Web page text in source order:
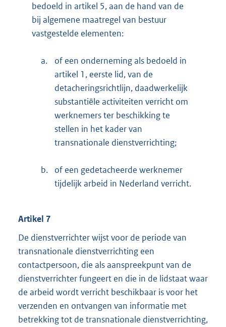
bedoeld in artikel 5, aan de hand van de
bij algemene maatregel van bestuur
vastgestelde elementen:
a.
of een onderneming als bedoeld in
artikel 1, eerste lid, van de
detacheringsrichtlijn, daadwerkelijk
substantiële activiteiten verricht om
werknemers ter beschikking te
stellen in het kader van
transnationale dienstverrichting;
b.
of een gedetacheerde werknemer
tijdelijk arbeid in Nederland verricht.
Artikel 7
De dienstverrichter wijst voor de periode van
transnationale dienstverrichting een
contactpersoon, die als aanspreekpunt van de
dienstverrichter fungeert en die in de lidstaat waar
de arbeid wordt verricht beschikbaar is voor het
verzenden en ontvangen van informatie met
betrekking tot de transnationale dienstverrichting,